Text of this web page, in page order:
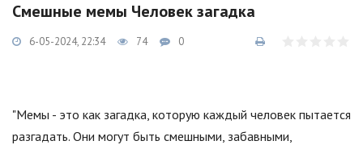
Смешные мемы Человек загадка
6-05-2024, 22:34 74 0
"Мемы - это как загадка, которую каждый человек пытается
разгадать. Они могут быть смешными, забавными,